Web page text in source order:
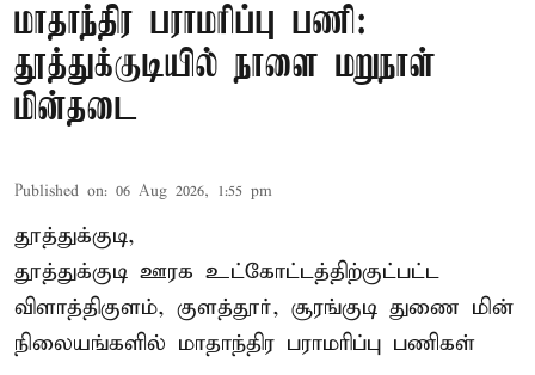
மாதாந்திர பராமரிப்பு பணி:
தூத்துக்குடியில் நாளை மறுநாள்
மின்தடை
Published on: 06 Aug 2026, 1:55 pm
தூத்துக்குடி,
தூத்துக்குடி ஊரக உட்கோட்டத்திற்குட்பட்ட
விளாத்திகுளம், குளத்தூர், சூரங்குடி துணை மின்
நிலையங்களில் மாதாந்திர பராமரிப்பு பணிகள்